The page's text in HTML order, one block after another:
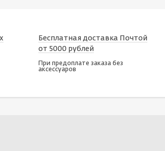
Бесплатная доставка Почтой
от 5000 рублей
При предоплате заказа без
аксессуаров